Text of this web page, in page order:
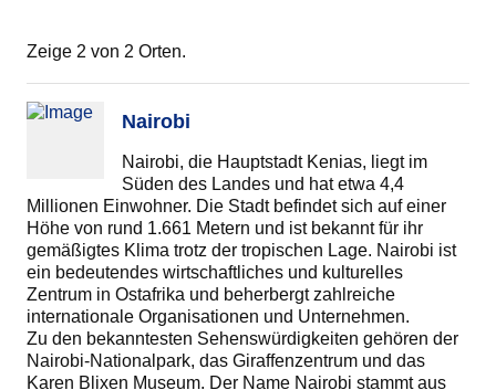
Zeige 2 von 2 Orten.
Nairobi
Nairobi, die Hauptstadt Kenias, liegt im
Süden des Landes und hat etwa 4,4
Millionen Einwohner. Die Stadt befindet sich auf einer
Höhe von rund 1.661 Metern und ist bekannt für ihr
gemäßigtes Klima trotz der tropischen Lage. Nairobi ist
ein bedeutendes wirtschaftliches und kulturelles
Zentrum in Ostafrika und beherbergt zahlreiche
internationale Organisationen und Unternehmen.
Zu den bekanntesten Sehenswürdigkeiten gehören der
Nairobi-Nationalpark, das Giraffenzentrum und das
Karen Blixen Museum. Der Name Nairobi stammt aus